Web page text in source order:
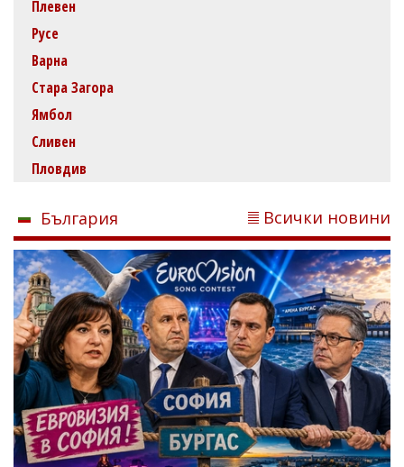
Плевен
Русе
Варна
Стара Загора
Ямбол
Сливен
Пловдив
България Всички новини